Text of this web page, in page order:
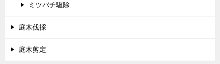
ミツバチ駆除
庭木伐採
庭木剪定